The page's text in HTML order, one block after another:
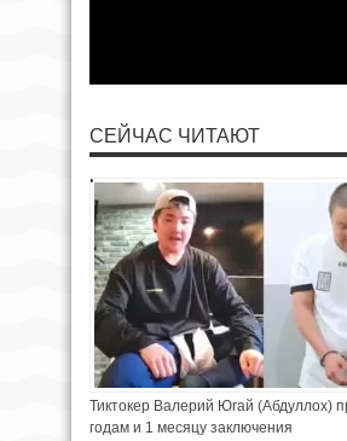
СЕЙЧАС ЧИТАЮТ
Тиктокер Валерий Югай (Абдуллох)
годам и 1 месяцу заключения